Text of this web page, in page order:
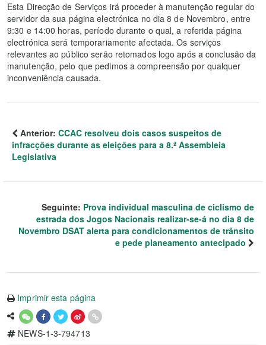
Esta Direcção de Serviços irá proceder à manutenção regular do
servidor da sua página electrónica no dia 8 de Novembro, entre
9:30 e 14:00 horas, período durante o qual, a referida página
electrónica será temporariamente afectada. Os serviços
relevantes ao público serão retomados logo após a conclusão da
manutenção, pelo que pedimos a compreensão por qualquer
inconveniência causada.
Anterior: CCAC resolveu dois casos suspeitos de
infracções durante as eleições para a 8.ª Assembleia
Legislativa
Seguinte: Prova individual masculina de ciclismo de
estrada dos Jogos Nacionais realizar-se-á no dia 8 de
Novembro DSAT alerta para condicionamentos de trânsito
e pede planeamento antecipado
Imprimir esta página
NEWS-1-3-794713